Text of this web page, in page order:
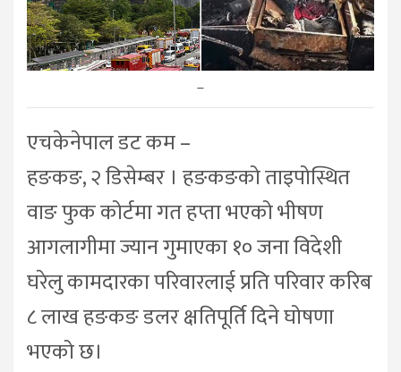
–
एचकेनेपाल डट कम –
हङकङ, २ डिसेम्बर । हङकङको ताइपोस्थित
वाङ फुक कोर्टमा गत हप्ता भएको भीषण
आगलागीमा ज्यान गुमाएका १० जना विदेशी
घरेलु कामदारका परिवारलाई प्रति परिवार करिब
८ लाख हङकङ डलर क्षतिपूर्ति दिने घोषणा
भएको छ।